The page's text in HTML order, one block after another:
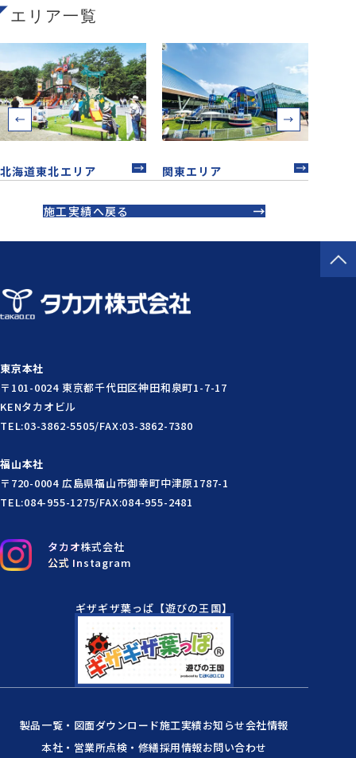
エリア一覧
北海道東北エリア 関東エリア
施工実績へ戻る
タカオ株式会社
公式 Instagram
東京本社
〒101-0024 東京都千代田区神田和泉町1-7-17
KENタカオビル
TEL:03-3862-5505/FAX:03-3862-7380
福山本社
〒720-0004 広島県福山市御幸町中津原1787-1
TEL:084-955-1275/FAX:084-955-2481
ギザギザ葉っぱ【遊びの王国】
製品一覧・図面ダウンロード施工実績お知らせ会社情報
本社・営業所点検・修繕採用情報お問い合わせ